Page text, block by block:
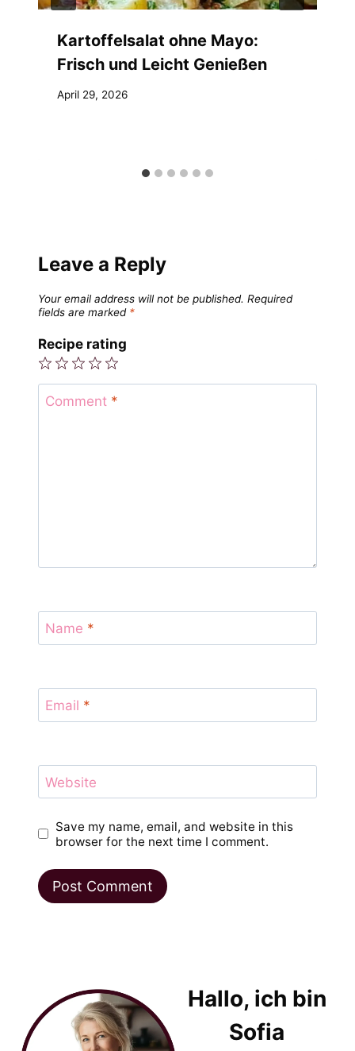
Kartoffelsalat ohne Mayo:
Frisch und Leicht Genießen
April 29, 2026
Leave a Reply
Your email address will not be published. Required
fields are marked *
Recipe rating
5
Stars
4
Stars
3
Stars
2
Stars
1
Star
Comment *
Name *
Email *
Website
Save my name, email, and website in this
browser for the next time I comment.
Hallo, ich bin
Sofia